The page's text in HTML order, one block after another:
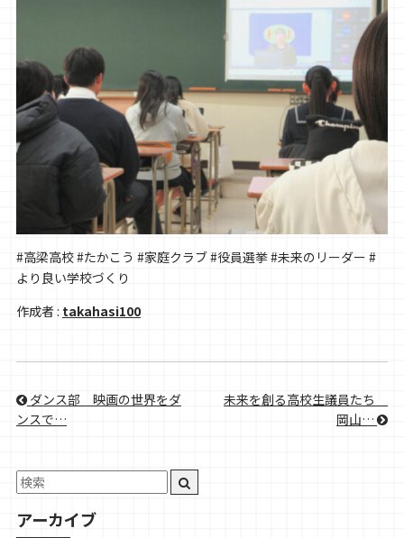
#高梁高校 #たかこう #家庭クラブ #役員選挙 #未来のリーダー #
より良い学校づくり
作成者 : takahasi100
ダンス部＿映画の世界をダ
ンスで…
未来を創る高校生議員たち＿
岡山…
アーカイブ